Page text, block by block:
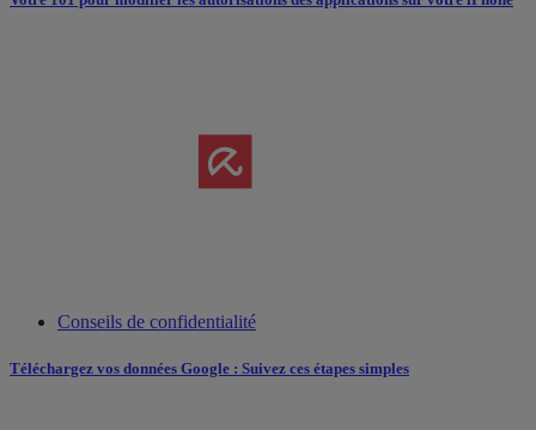
Conseils de confidentialité
Téléchargez vos données Google : Suivez ces étapes simples